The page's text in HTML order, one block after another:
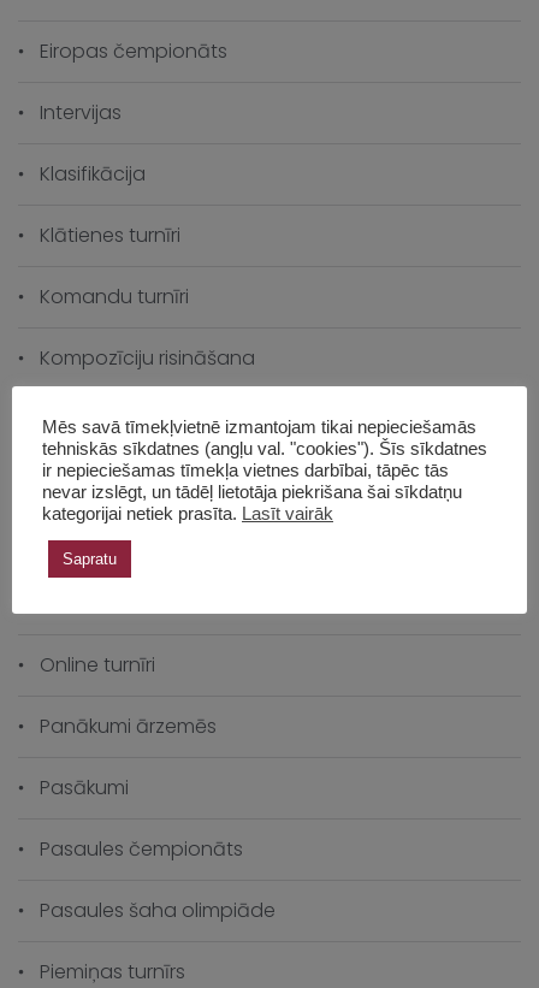
Eiropas čempionāts
Intervijas
Klasifikācija
Klātienes turnīri
Komandu turnīri
Kompozīciju risināšana
Latvijas čempionāts
Līdzjūtības
Nometnes
Online turnīri
Panākumi ārzemēs
Pasākumi
Pasaules čempionāts
Pasaules šaha olimpiāde
Piemiņas turnīrs
Mēs savā tīmekļvietnē izmantojam tikai nepieciešamās
tehniskās sīkdatnes (angļu val. "cookies"). Šīs sīkdatnes
ir nepieciešamas tīmekļa vietnes darbībai, tāpēc tās
nevar izslēgt, un tādēļ lietotāja piekrišana šai sīkdatņu
kategorijai netiek prasīta. Lasīt vairāk
Sapratu